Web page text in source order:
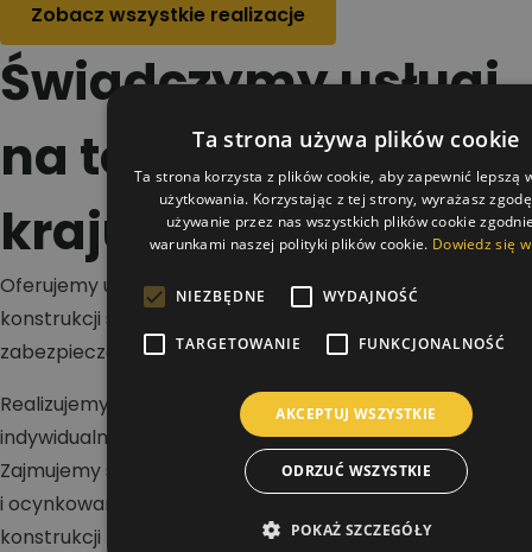
Zobacz wszystkie realizacje
Świadczymy usługi
na terenie całego
kraju
Oferujemy usługi w zakresie malowania dachów,
konstrukcji stalowych i betonowych oraz wykonywania
zabezpieczeń antykorozyjnych i ogniochronnych.
Realizujemy projekty na terenie całej Polski dla klientów
indywidualnych, firm i inwestorów przemysłowych.
Zajmujemy się renowacją dachów stalowych, blaszanych
i ocynkowanych, a także malowaniem hal oraz
konstrukcji nośnych. Wykonujemy zabezpieczenia stali,
Ta strona używa plików cookie
Ta strona korzysta z plików cookie, aby zapewnić lepszą
użytkowania. Korzystając z tej strony, wyrażasz
używanie przez nas wszystkich plików cookie
warunkami naszej polityki plików cookie. Dowiedz się
NIEZBĘDNE WYDAJNOŚĆ
TARGETOWANIE FUNKCJONALNOŚĆ
AKCEPTUJ WSZYSTKIE
ODRZUĆ WSZYSTKIE
POKAŻ SZCZEGÓŁY